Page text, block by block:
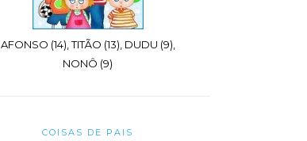
AFONSO (14), TITÃO (13), DUDU (9),
NONÔ (9)
COISAS DE PAIS